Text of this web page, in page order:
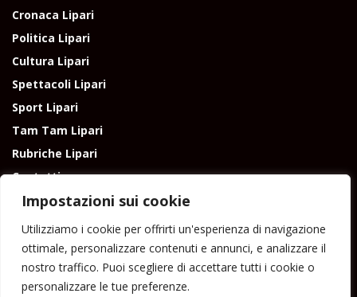
Impostazioni sui cookie
Utilizziamo i cookie per offrirti un'esperienza di navigazione
ottimale, personalizzare contenuti e annunci, e analizzare il
nostro traffico. Puoi scegliere di accettare tutti i cookie o
personalizzare le tue preferenze.
Cronaca Lipari
Politica Lipari
Cultura Lipari
Spettacoli Lipari
Sport Lipari
Tam Tam Lipari
Rubriche Lipari
Contatti
Direttore responsabile: Peppe Paino - Eolmedia, via Zinzolo, 20 - 980555 -
Lipari (Me) - Tel. 3924544698 e-mail: giornaledilipari@gmail.com -